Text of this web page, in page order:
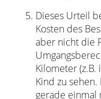
Dieses Urteil
Kosten des
aber nicht die
Kilometer (z.B.
Kind zu
gerade einmal